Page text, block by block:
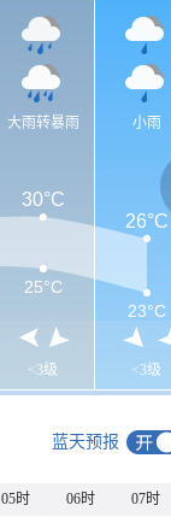
大雨转暴雨
<3级
小雨
<3级
30°C
26°C
25°C
23°C
蓝天预报
05时 06时 07时